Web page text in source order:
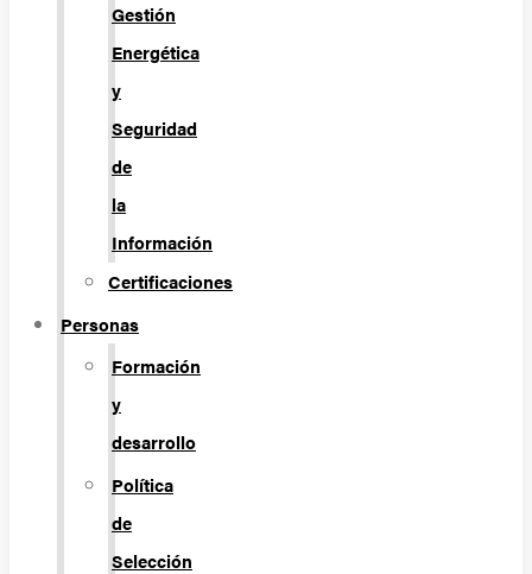
Gestión
Energética
y
Seguridad
de
la
Información
Certificaciones
Personas
Formación
y
desarrollo
Política
de
Selección